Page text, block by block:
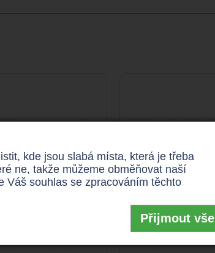
kde jsou slabá místa, která je třeba
ne, takže můžeme obměňovat naší
Váš souhlas se zpracováním těchto
Přijmout vše